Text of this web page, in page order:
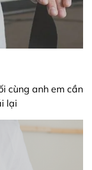
cùng anh em cần
lại